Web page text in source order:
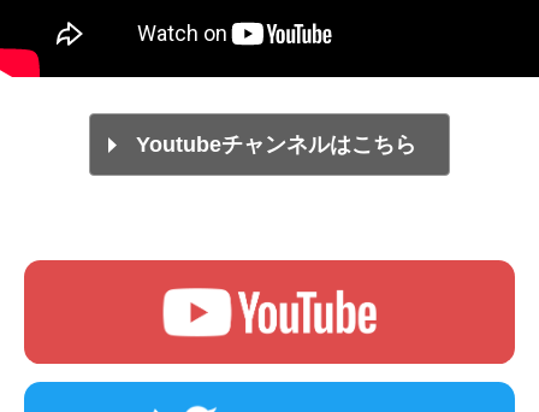
Youtubeチャンネルはこちら